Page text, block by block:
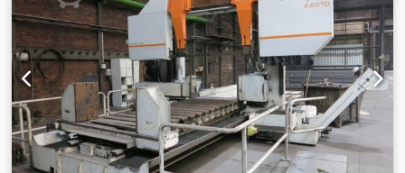
Heidenhain, ระยะห่างจากกึ่งกลางโต๊ะถึงปลายจมูกสปินเดิล:720
มม, กำลังมอเตอร์สปินเดิล:35 วัตต์ , การเคลื่อนที่อย่างรวดเร็วแกน
Z:40 ม./นาที, ความเคลื่อนที่อย่างรวดเร็วแกน X: 40 ม./นาที, การ
เคลื่อนที่อย่างรวดเร็วแกน Y:40 ม./นาที , ความเร็วแกนหมุน
(สูงสุด):18,000 รอบ/นาที, ความเร็วแกนหมุน (นาที):30 รอบ/
นาที, น้ำหนักรับได้ของโต๊ะ:3,500 กก., เส้นผ่านศูนย์กลางของ
เครื่องมือ:80 มม, ความยาวเครื่องมือ:330 มม, อุปกรณ์:ความเร็ว
รอบปรับเปลี่ยนได้แบบไม่จำกัด, สายพานลำเลียงเศษโลหะ,
เอกสารประกอบ / คู่มือ,